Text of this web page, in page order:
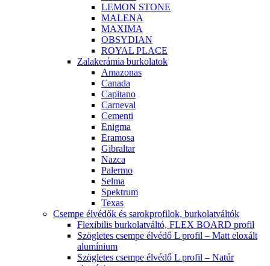
LEMON STONE
MALENA
MAXIMA
OBSYDIAN
ROYAL PLACE
Zalakerámia burkolatok
Amazonas
Canada
Capitano
Carneval
Cementi
Enigma
Eramosa
Gibraltar
Nazca
Palermo
Selma
Spektrum
Texas
Csempe élvédők és sarokprofilok, burkolatváltók
Flexibilis burkolatváltó, FLEX BOARD profil
Szögletes csempe élvédő L profil – Matt eloxált
alumínium
Szögletes csempe élvédő L profil – Natúr